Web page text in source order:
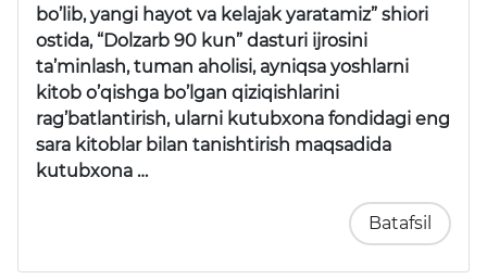
bo’lib, yangi hayot va kelajak yaratamiz” shiori
ostida, “Dolzarb 90 kun” dasturi ijrosini
ta’minlash, tuman aholisi, ayniqsa yoshlarni
kitob o’qishga bo’lgan qiziqishlarini
rag’batlantirish, ularni kutubxona fondidagi eng
sara kitoblar bilan tanishtirish maqsadida
kutubxona …
Batafsil